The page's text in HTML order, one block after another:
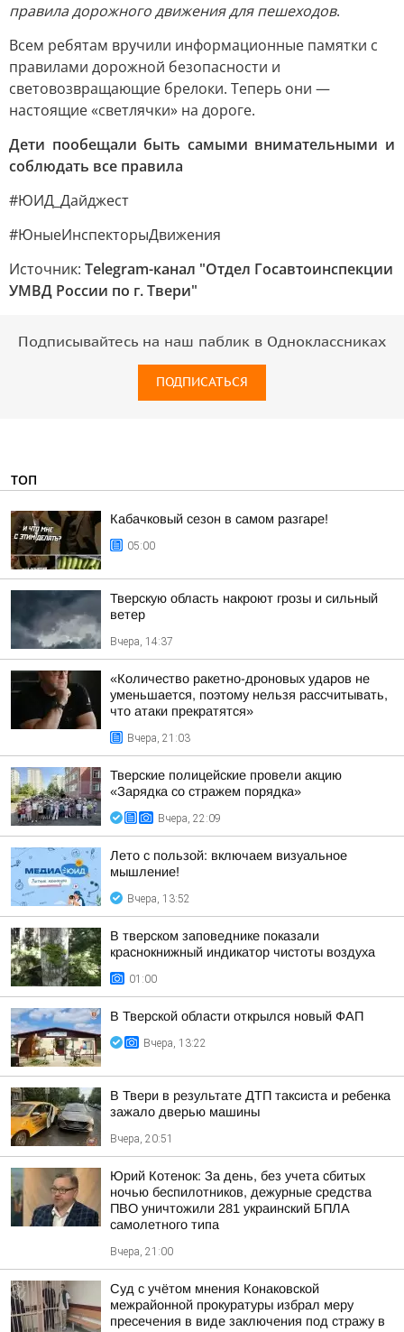
правила дорожного движения для пешеходов.
Всем ребятам вручили информационные памятки с
правилами дорожной безопасности и
световозвращающие брелоки. Теперь они —
настоящие «светлячки» на дороге.
Дети пообещали быть самыми внимательными и
соблюдать все правила
#ЮИД_Дайджест
#ЮныеИнспекторыДвижения
Источник: Telegram-канал "Отдел Госавтоинспекции
УМВД России по г. Твери"
Подписывайтесь на наш паблик в Одноклассниках
ПОДПИСАТЬСЯ
ТОП
Кабачковый сезон в самом разгаре!
05:00
Тверскую область накроют грозы и сильный
ветер
Вчера, 14:37
«Количество ракетно-дроновых ударов не
уменьшается, поэтому нельзя рассчитывать,
что атаки прекратятся»
Вчера, 21:03
Тверские полицейские провели акцию
«Зарядка со стражем порядка»
Вчера, 22:09
Лето с пользой: включаем визуальное
мышление!
Вчера, 13:52
В тверском заповеднике показали
краснокнижный индикатор чистоты воздуха
01:00
В Тверской области открылся новый ФАП
Вчера, 13:22
В Твери в результате ДТП таксиста и ребенка
зажало дверью машины
Вчера, 20:51
Юрий Котенок: За день, без учета сбитых
ночью беспилотников, дежурные средства
ПВО уничтожили 281 украинский БПЛА
самолетного типа
Вчера, 21:00
Суд с учётом мнения Конаковской
межрайонной прокуратуры избрал меру
пресечения в виде заключения под стражу в